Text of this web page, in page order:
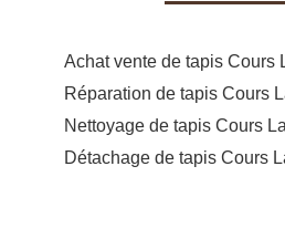
Achat vente de tapis Cours
Réparation de tapis Cours
Nettoyage de tapis Cours
Détachage de tapis Cours